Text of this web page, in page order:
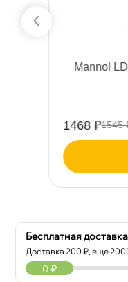
Mannol
1468 ₽1545 ₽
Бесплатная
Доставка200 ₽, еще
0 ₽